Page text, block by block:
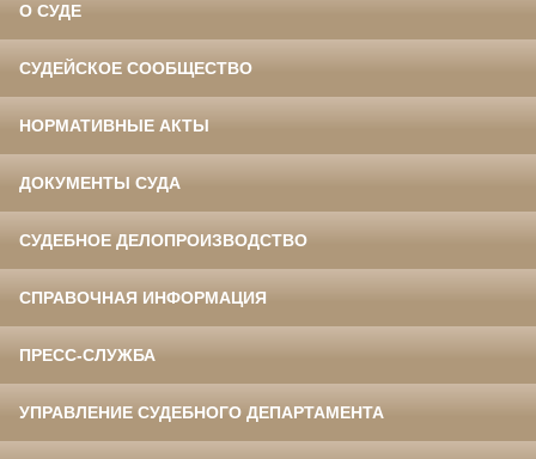
О СУДЕ
СУДЕЙСКОЕ СООБЩЕСТВО
НОРМАТИВНЫЕ АКТЫ
ДОКУМЕНТЫ СУДА
СУДЕБНОЕ ДЕЛОПРОИЗВОДСТВО
СПРАВОЧНАЯ ИНФОРМАЦИЯ
ПРЕСС-СЛУЖБА
УПРАВЛЕНИЕ СУДЕБНОГО ДЕПАРТАМЕНТА